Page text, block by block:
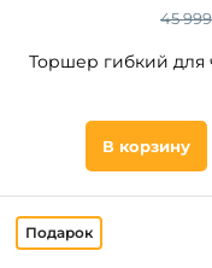
45
Торшер гибкий для
В корзину